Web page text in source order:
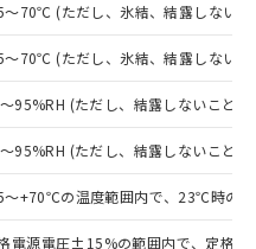
～70℃ (ただし、氷結、結露しないこ
～70℃ (ただし、氷結、結露しないこ
95%RH (ただし、結露しないこと)
95%RH (ただし、結露しないこと)
～+70℃の温度範囲内で、23℃時の
電源電圧±15%の範囲内で、定格
だき、同意のうえ
制御機器事業取扱
および標準価格
いただくもので
（10物質）の非含
替える予定のある
指令（10物質）の
、対応品を出す予
指令（10物質）の
中または確認中の
率が中国RoHSの